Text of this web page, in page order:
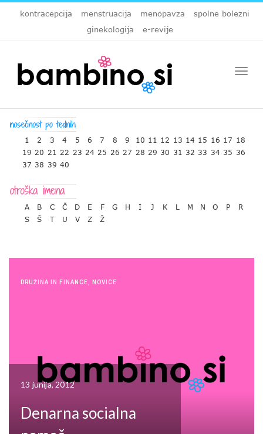
kontracepcija menstruacija menopavza
spolne bolezni
ginekologija
e-revije
1 2 3 4 5 6 7 8 9 10 11 12 13 14 15 16 17 18
19 20 21 22 23 24 25 26 27 28 29 30 31 32 33 34 35 36
37 38 39 40
A B C Č D E F G H I J K L M N O P
R
S
Š T U V Z Ž
DRUŽINA IN FINANCE NOVICE
13 junija, 2012
Denarna socialna